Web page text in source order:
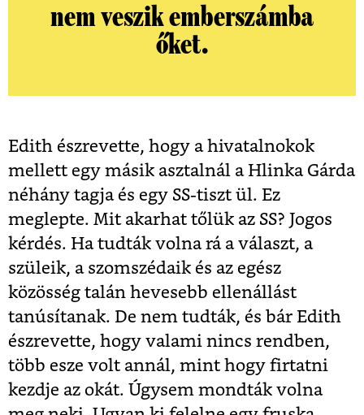
nem veszik emberszámba
őket.
Edith észrevette, hogy a hivatalnokok
mellett egy másik asztalnál a Hlinka Gárda
néhány tagja és egy SS-tiszt ül. Ez
meglepte. Mit akarhat tőlük az SS? Jogos
kérdés. Ha tudták volna rá a választ, a
szüleik, a szomszédaik és az egész
közösség talán hevesebb ellenállást
tanúsítanak. De nem tudták, és bár Edith
észrevette, hogy valami nincs rendben,
több esze volt annál, mint hogy firtatni
kezdje az okát. Úgysem mondták volna